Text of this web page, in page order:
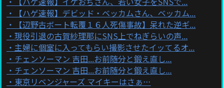
【ハゲ速報】デビッド・ベッカムさん、ベッカム...
【辺野古ボート転覆１６人死傷事故】呆れた逆ギ...
現役引退の古賀紗理那にSNS上でねぎらいの声...
主婦に個室に入ってもらい撮影させたイッてるオ...
チェンソーマン 吉田...お前随分と鍛え直し...
チェンソーマン 吉田...お前随分と鍛え直し...
東京リベンジャーズ マイキーはさぁ…